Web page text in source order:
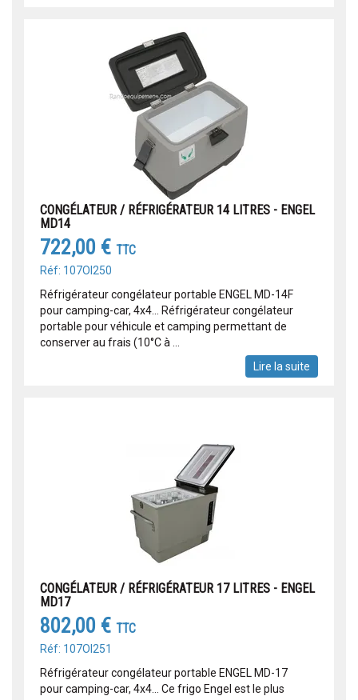
CONGÉLATEUR / RÉFRIGÉRATEUR 14 LITRES - ENGEL
MD14
722,00 € TTC
Réf: 107OI250
Réfrigérateur congélateur portable ENGEL MD-14F
pour camping-car, 4x4... Réfrigérateur congélateur
portable pour véhicule et camping permettant de
conserver au frais (10°C à ...
Lire la suite
CONGÉLATEUR / RÉFRIGÉRATEUR 17 LITRES - ENGEL
MD17
802,00 € TTC
Réf: 107OI251
Réfrigérateur congélateur portable ENGEL MD-17
pour camping-car, 4x4... Ce frigo Engel est le plus